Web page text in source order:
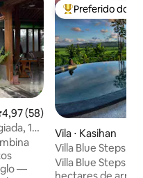
de uma avaliação média
4,97 (58)
10
—
Entre os
Preferido dos
Vila ⋅ Kasihan
Villa Blue Steps,
deslumbrante
Villa Blue Steps,